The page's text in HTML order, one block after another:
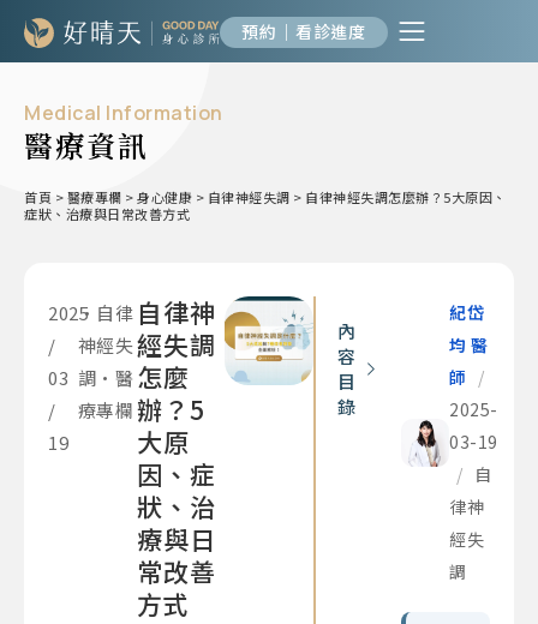
預約｜看診進度
Medical Information
醫療資訊
首頁 >醫療專欄 >身心健康 > 自律神經失調 > 自律神經失調怎麼辦？5大原因、
症狀、治療與日常改善方式
2025
/
03
/
19
• 自律
神經失
調 • 醫
療專欄
自律神
經失調
怎麼
辦？5
大原
因、症
狀、治
療與日
常改善
方式
內
容
目
錄
紀岱
均 醫
師 /
2025-
03-19
/ 自
律神
經失
調